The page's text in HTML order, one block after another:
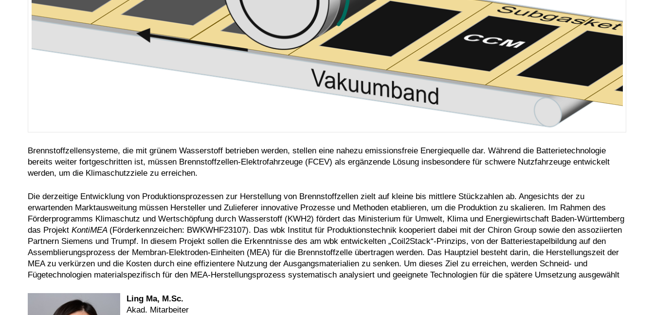
Brennstoffzellensysteme, die mit grünem Wasserstoff betrieben werden, stellen eine nahezu emissionsfreie Energiequelle dar. Während die Batterietechnologie
bereits weiter fortgeschritten ist, müssen Brennstoffzellen-Elektrofahrzeuge (FCEV) als ergänzende Lösung insbesondere für schwere Nutzfahrzeuge entwickelt
werden, um die Klimaschutzziele zu erreichen.
Die derzeitige Entwicklung von Produktionsprozessen zur Herstellung von Brennstoffzellen zielt auf kleine bis mittlere Stückzahlen ab. Angesichts der zu
erwartenden Marktausweitung müssen Hersteller und Zulieferer innovative Prozesse und Methoden etablieren, um die Produktion zu skalieren. Im Rahmen des
Förderprogramms Klimaschutz und Wertschöpfung durch Wasserstoff (KWH2) fördert das Ministerium für Umwelt, Klima und Energiewirtschaft Baden-Württemberg
das Projekt KontiMEA (Förderkennzeichen: BWKWHF23107). Das wbk Institut für Produktionstechnik kooperiert dabei mit der Chiron Group sowie den assoziierten
Partnern Siemens und Trumpf. In diesem Projekt sollen die Erkenntnisse des am wbk entwickelten „Coil2Stack“-Prinzips, von der Batteriestapelbildung auf den
Assemblierungsprozess der Membran-Elektroden-Einheiten (MEA) für die Brennstoffzelle übertragen werden. Das Hauptziel besteht darin, die Herstellungszeit der
MEA zu verkürzen und die Kosten durch eine effizientere Nutzung der Ausgangsmaterialien zu senken. Um dieses Ziel zu erreichen, werden Schneid- und
Fügetechnologien materialspezifisch für den MEA-Herstellungsprozess systematisch analysiert und geeignete Technologien für die spätere Umsetzung ausgewählt
Ling Ma, M.Sc.
Akad. Mitarbeiter